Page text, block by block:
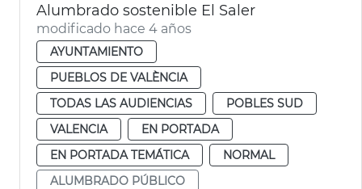
Alumbrado sostenible El Saler
modificado hace 4 años
AYUNTAMIENTO
PUEBLOS DE VALÈNCIA
TODAS LAS AUDIENCIAS
POBLES SUD
VALENCIA
EN PORTADA
EN PORTADA TEMÁTICA
NORMAL
ALUMBRADO PÚBLICO